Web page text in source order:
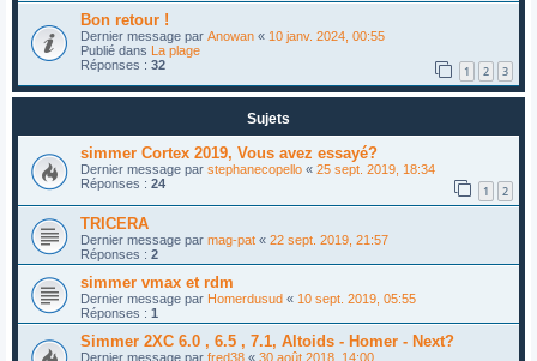
Bon retour !
Dernier message par Anowan « 10 janv. 2024, 00:55
Publié dans La plage
Réponses : 32 1 2 3
Sujets
simmer Cortex 2019, Vous avez essayé?
Dernier message par stephanecopello « 25 sept. 2019, 18:34
Réponses : 24 1 2
TRICERA
Dernier message par mag-pat « 22 sept. 2019, 21:57
Réponses : 2
simmer vmax et rdm
Dernier message par Homerdusud « 10 sept. 2019, 05:55
Réponses : 1
Simmer 2XC 6.0 , 6.5 , 7.1, Altoids - Homer - Next?
Dernier message par fred38 « 30 août 2018, 14:00